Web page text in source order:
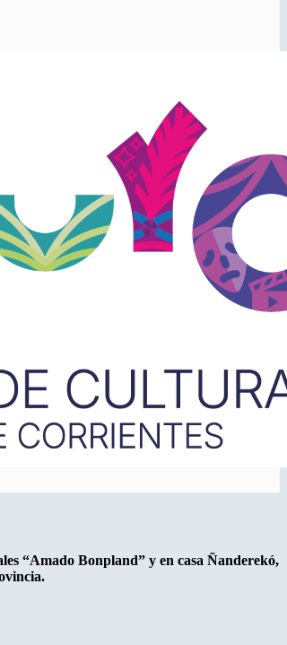
“Amado Bonpland” y en casa Ñanderekó,